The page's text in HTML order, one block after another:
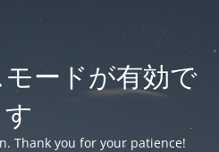
ードが有効で
す
Thank you for your patience!